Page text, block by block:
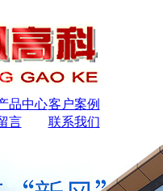
品中心客户案例
言 联系我们